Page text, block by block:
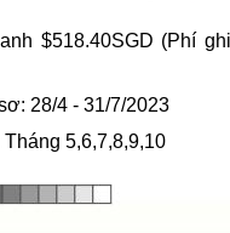
$518.40SGD (Phí
28/4 - 31/7/2023
Tháng 5,6,7,8,9,10